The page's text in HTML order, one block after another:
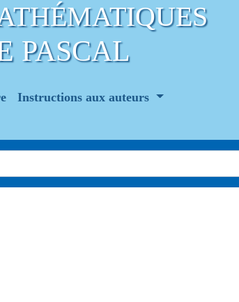
PASCAL
Instructions aux auteurs